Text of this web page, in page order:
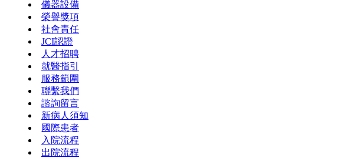
儀器設備
榮譽獎項
社會責任
JCI認證
人才招聘
就醫指引
服務範圍
聯繫我們
諮詢留言
新病人須知
國際患者
入院流程
出院流程